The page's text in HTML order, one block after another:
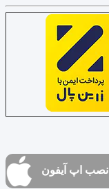
نصب اپ آیفون